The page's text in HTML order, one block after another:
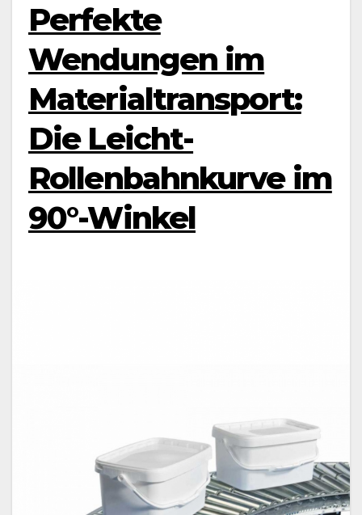
Perfekte
Wendungen im
Materialtransport:
Die Leicht-
Rollenbahnkurve im
90°-Winkel